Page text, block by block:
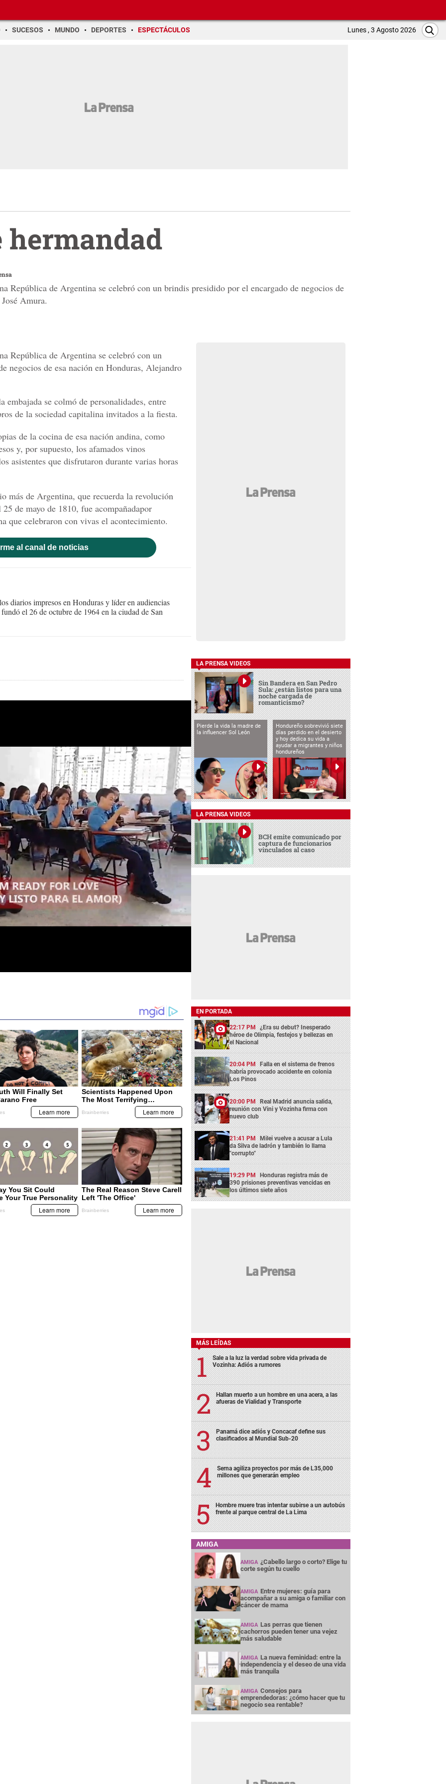
SUCESOS MUNDO DEPORTES ESPECTÁCULOS Lunes , 3 Agosto 2026
hermandad
República de Argentina se celebró con un brindis presidido por el encargado de negocios de
Amura.
República de Argentina se celebró con un
negocios de esa nación en Honduras, Alejandro
embajada se colmó de personalidades, entre
de la sociedad capitalina invitados a la fiesta.
de la cocina de esa nación andina, como
y, por supuesto, los afamados vinos
asistentes que disfrutaron durante varias horas
más de Argentina, que recuerda la revolución
de mayo de 1810, fue acompañadapor
que celebraron con vivas el acontecimiento.
al canal de noticias
diarios impresos en Honduras y líder en audiencias
el 26 de octubre de 1964 en la ciudad de San
LA PRENSA VIDEOS
Sin Bandera en San Pedro
Sula: ¿están listos para una
noche cargada de
romanticismo?
Pierde la vida la madre de
la influencer Sol León
Hondureño sobrevivió siete
días perdido en el desierto
y hoy dedica su vida a
ayudar a migrantes y niños
hondureños
LA PRENSA VIDEOS
BCH emite comunicado por
captura de funcionarios
vinculados al caso
EN PORTADA
22:17 PM ¿Era su debut? Inesperado
héroe de Olimpia, festejos y bellezas en
el Nacional
20:04 PM Falla en el sistema de frenos
habría provocado accidente en colonia
Los Pinos
20:00 PM Real Madrid anuncia salida,
reunión con Vini y Vozinha firma con
nuevo club
21:41 PM Milei vuelve a acusar a Lula
da Silva de ladrón y también lo llama
"corrupto"
19:29 PM Honduras registra más de
390 prisiones preventivas vencidas en
los últimos siete años
MÁS LEÍDAS
Sale a la luz la verdad sobre vida privada de
Vozinha: Adiós a rumores
Hallan muerto a un hombre en una acera, a las
afueras de Vialidad y Transporte
Panamá dice adiós y Concacaf define sus
clasificados al Mundial Sub-20
Serna agiliza proyectos por más de L35,000
millones que generarán empleo
Hombre muere tras intentar subirse a un autobús
frente al parque central de La Lima
AMIGA
AMIGA ¿Cabello largo o corto? Elige tu
corte según tu cuello
AMIGA Entre mujeres: guía para
acompañar a su amiga o familiar con
cáncer de mama
AMIGA Las perras que tienen
cachorros pueden tener una vejez
más saludable
AMIGA La nueva feminidad: entre la
independencia y el deseo de una vida
más tranquila
AMIGA Consejos para
emprendedoras: ¿cómo hacer que tu
negocio sea rentable?